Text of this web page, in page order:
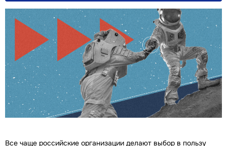
Все чаще российские организации делают выбор в пользу